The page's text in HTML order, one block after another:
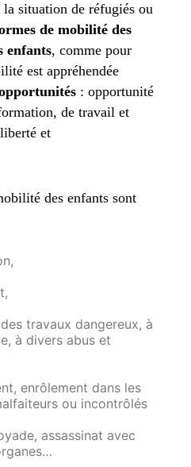
la situation de réfugiés ou
de mobilité des
enfants, comme pour
est appréhendée
: opportunité
de travail et
et
des enfants sont
travaux dangereux, à
à divers abus et
enrôlement dans les
ou incontrôlés
assassinat avec